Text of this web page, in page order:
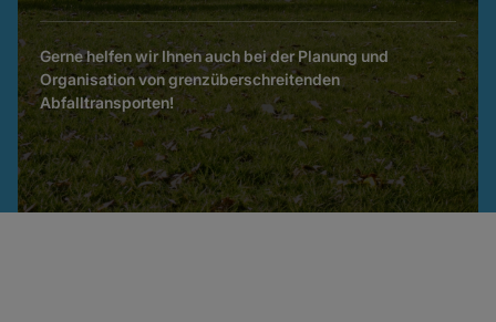
Gerne helfen wir Ihnen auch bei der Planung und
Organisation von grenzüberschreitenden
Abfalltransporten!